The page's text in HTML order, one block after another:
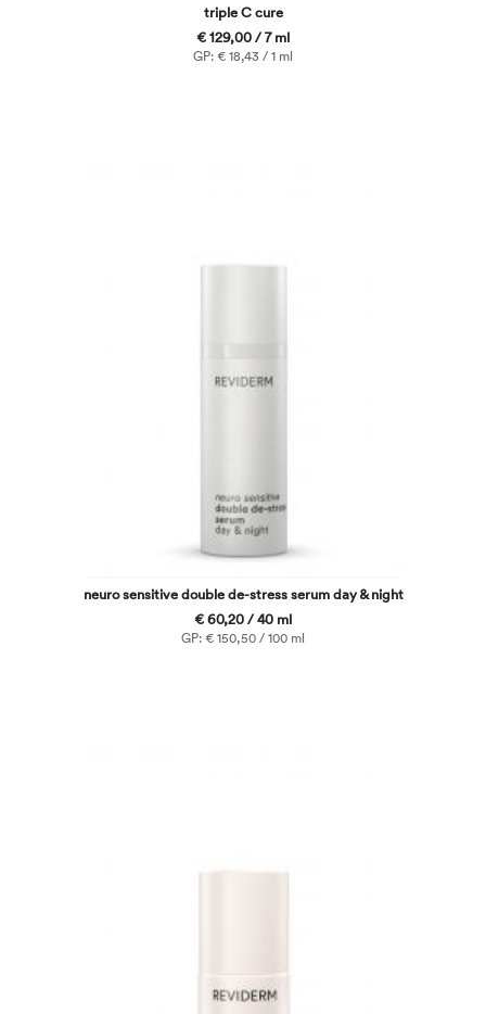
triple C cure
€ 129,00 / 7 ml
GP: € 18,43 / 1 ml
neuro sensitive double de-stress serum day & night
€ 60,20 / 40 ml
GP: € 150,50 / 100 ml